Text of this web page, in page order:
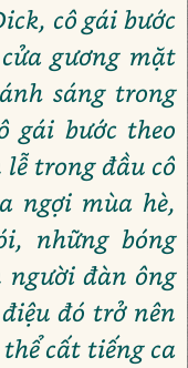
cô gái bước
gương mặt
sáng trong
gái bước theo
trong đầu cô
ngợi mùa hè,
những bóng
đàn ông
đó trở nên
cất tiếng ca